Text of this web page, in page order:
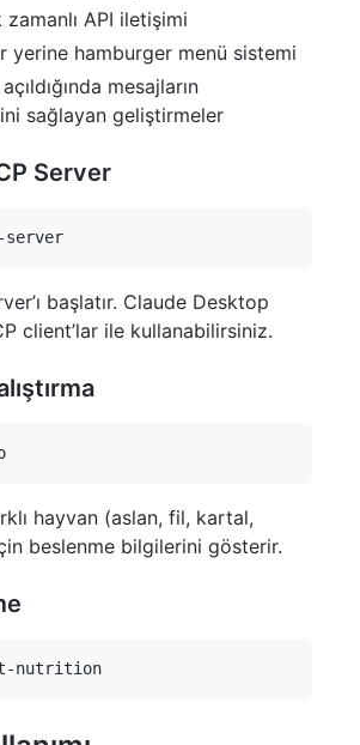
zamanlı API iletişimi
yerine hamburger menü sistemi
mesajların
sağlayan geliştirmeler
Server
başlatır. Claude Desktop
client’lar ile kullanabilirsiniz.
hayvan (aslan, fil, kartal,
beslenme bilgilerini gösterir.